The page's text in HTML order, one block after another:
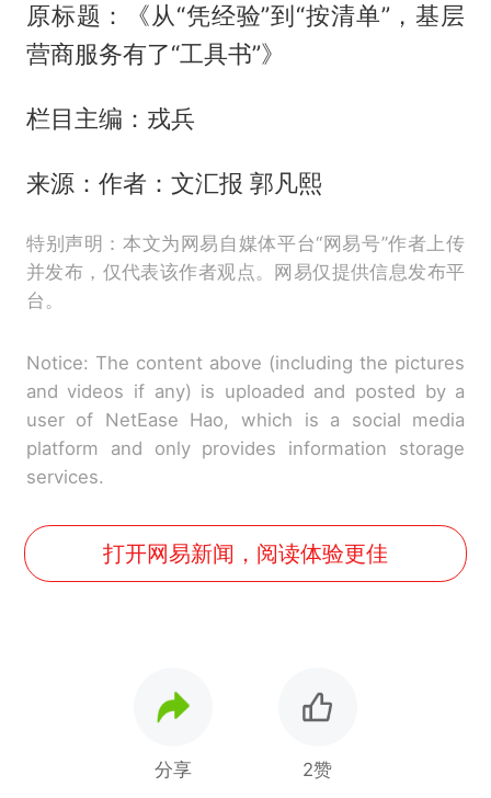
原标题：《从“凭经验”到“按清单”，基层
营商服务有了“工具书”》
栏目主编：戎兵
来源：作者：文汇报 郭凡熙
特别声明：本文为网易自媒体平台“网易号”作者上传
并发布，仅代表该作者观点。网易仅提供信息发布平
台。
Notice: The content above (including the pictures
and videos if any) is uploaded and posted by a
user of NetEase Hao, which is a social media
platform and only provides information storage
services.
打开网易新闻，阅读体验更佳
分享 2赞